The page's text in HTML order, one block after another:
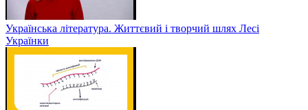
Українська література. Життєвий і творчий шлях Лесі
Українки